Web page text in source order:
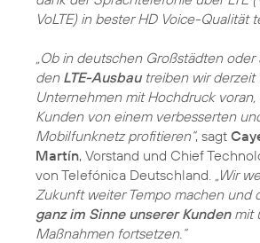
VoLTE) in bester HD Voice-Qualität
„Ob in deutschen Großstädten
den LTE-Ausbautreiben wir derzeit
Unternehmen mit Hochdruck
Kunden von einem verbesserten
Mobilfunknetz profitieren“, sagt
Martín, Vorstand und Chief
von Telefónica Deutschland.
„Wir
Zukunft weiter Tempo machen und
ganz im Sinne unserer Kundenmit
Maßnahmen fortsetzen.“